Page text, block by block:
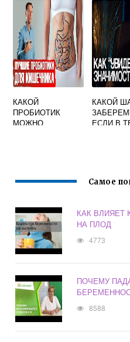
ОТКЛОНЕНИЯ В
БОЛЬШУЮ И
МЕНЬШУЮ
СТОРОНУ?
КАКОЙ
ПРОБИОТИК
МОЖНО
КАКОЙ
ЕСЛИ В
Самое
КАК ВЛИЯЕТ
НА ПЛОД
4773
ПОЧЕМУ
8588